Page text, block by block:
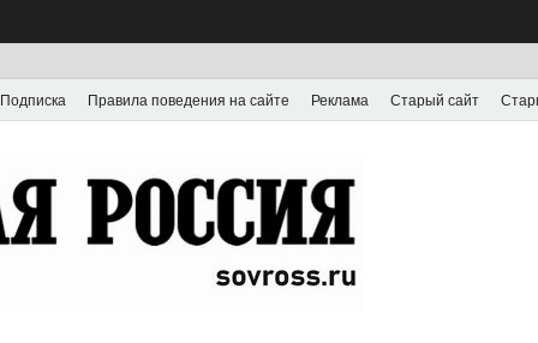
Подписка Правила поведения на сайте Реклама Старый сайт